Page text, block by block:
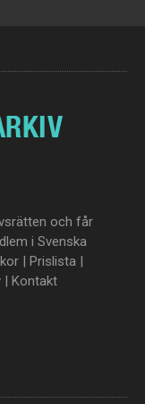
och får
i Svenska
| Prislista |
| Kontakt